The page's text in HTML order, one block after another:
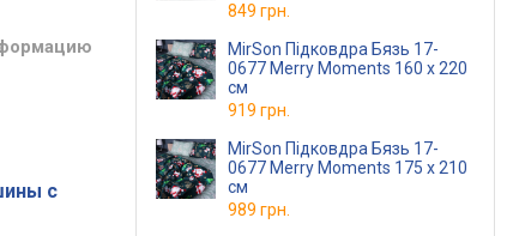
с
849 грн.
MirSon Підковдра Бязь 17-
0677 Merry Moments 160 x 220
см
919 грн.
MirSon Підковдра Бязь 17-
0677 Merry Moments 175 x 210
см
989 грн.